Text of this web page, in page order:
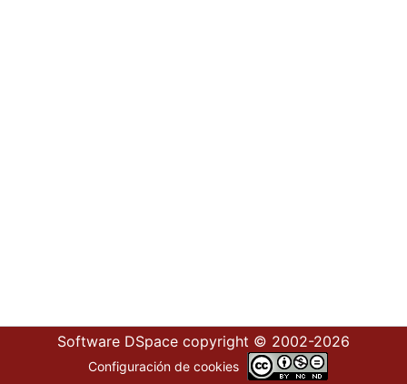
Software DSpace copyright © 2002-2026
Configuración de cookies